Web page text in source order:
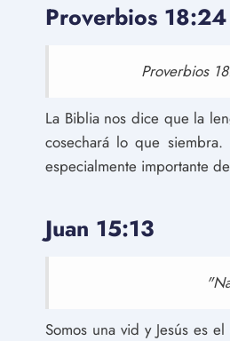
Proverbios 18:24
Proverbios
La Biblia nos dice que la
cosechará lo que
especialmente importante
Juan 15:13
Somos una vid y Jesús es